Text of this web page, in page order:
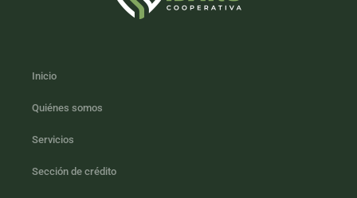
Inicio
Quiénes somos
Servicios
Sección de crédito